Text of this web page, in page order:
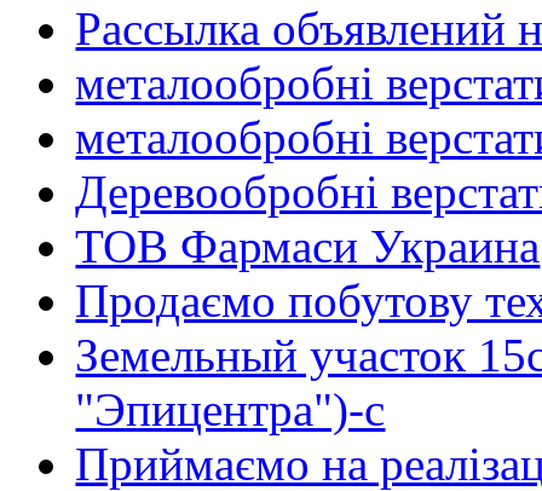
Рассылка объявлений
металообробні
металообробні
Деревообробні
ТОВ Фармаси Украина
Продаємо побутову
Земельный участок
"Эпицентра")-с
Приймаємо на